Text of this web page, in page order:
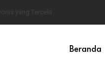
(Ujian/Perselisihan)
Beranda